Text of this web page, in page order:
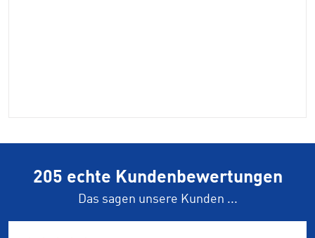
205 echte Kundenbewertungen
Das sagen unsere Kunden ...